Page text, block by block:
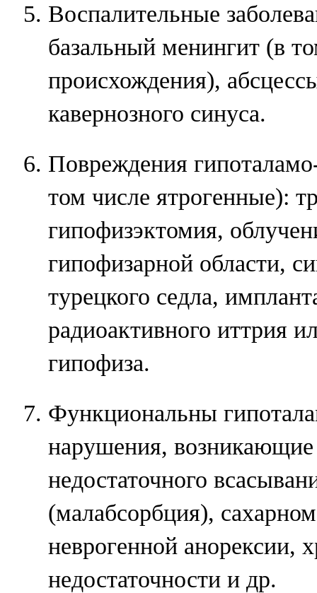
Воспалительные
базальный менингит (в
происхождения),
кавернозного синуса.
Повреждения
том числе ятрогенные):
гипофизэктомия,
гипофизарной области,
турецкого седла,
радиоактивного иттрия
гипофиза.
Функциональны
нарушения,
недостаточного
(малабсорбция),
неврогенной анорексии,
недостаточности и др.